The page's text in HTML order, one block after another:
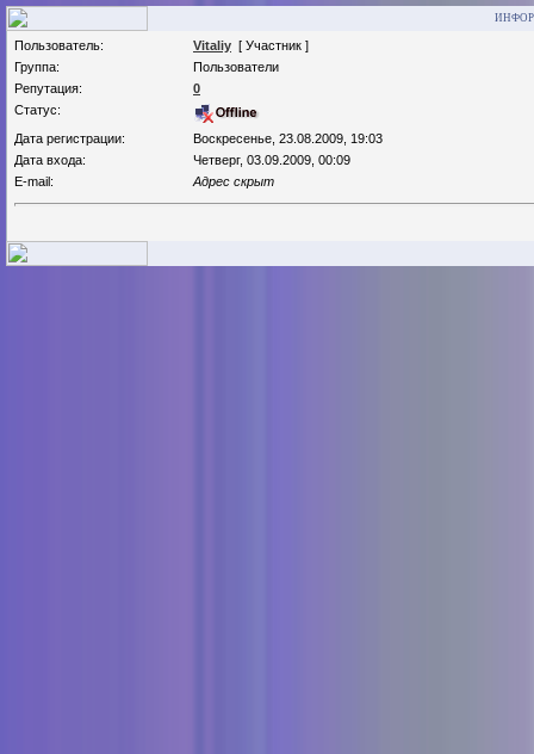
Пользователь: Vitaliy [ Участник ]
Группа:
Пользователи
Репутация:
0
Статус:
Дата регистрации:
Воскресенье, 23.08.2009, 19:03
Дата входа:
Четверг, 03.09.2009, 00:09
E-mail:
Адрес скрыт